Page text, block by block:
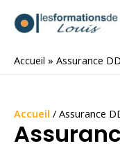
Accueil » Assurance
Accueil / Assurance